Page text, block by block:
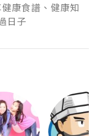
康食譜、健康知
日子